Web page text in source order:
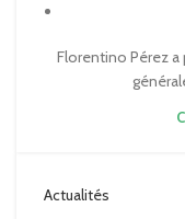
Florentino Pérez
Actualités